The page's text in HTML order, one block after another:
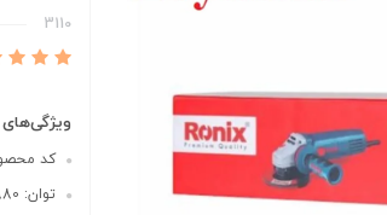
3110
کد محصول:
توان: 880 وات